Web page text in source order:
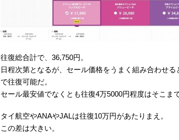
往復総合計で、36,750円。
日程次第となるが、セール価格をうまく組み合わせ
で往復可能だ。
セール最安値でなくとも往復4万5000円程度はそこま
タイ航空やANAやJALは往復10万円があたりまえ。
この差は大きい。